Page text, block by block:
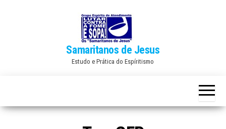
Samaritanos de Jesus
Estudo e Prática do Espíritismo